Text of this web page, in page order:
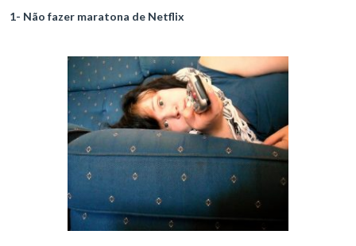
1- Não fazer maratona de Netflix